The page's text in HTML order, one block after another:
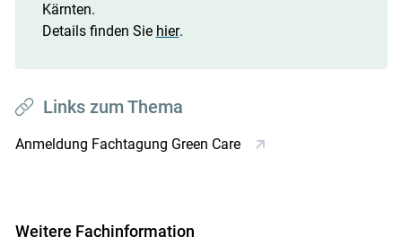
Kärnten.
Details finden Sie hier.
Links zum Thema
Anmeldung Fachtagung Green Care
Weitere Fachinformation